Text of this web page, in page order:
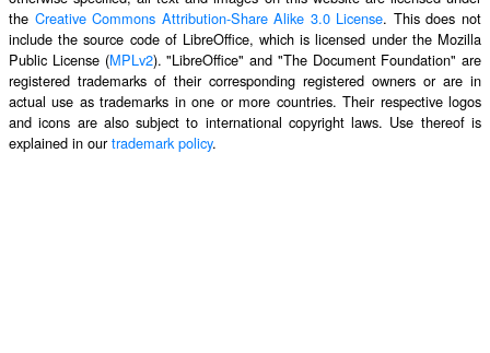
the Creative Commons Attribution-Share Alike 3.0 License. This does not
include the source code of LibreOffice, which is licensed under the Mozilla
Public License (MPLv2). "LibreOffice" and "The Document Foundation" are
registered trademarks of their corresponding registered owners or are in
actual use as trademarks in one or more countries. Their respective logos
and icons are also subject to international copyright laws. Use thereof is
explained in ourtrademark policy.